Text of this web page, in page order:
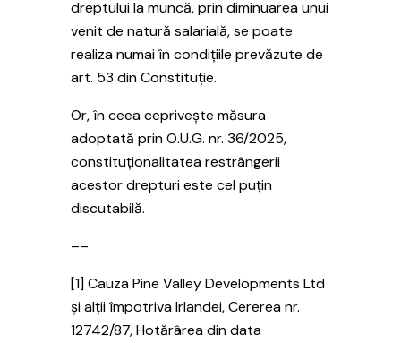
dreptului la muncă, prin diminuarea unui
venit de natură salarială, se poate
realiza numai în condițiile prevăzute de
art. 53 din Constituție.
Or, în ceea ceprivește măsura
adoptată prin O.U.G. nr. 36/2025,
constituționalitatea restrângerii
acestor drepturi este cel puțin
discutabilă.
––
[1] Cauza Pine Valley Developments Ltd
și alții împotriva Irlandei, Cererea nr.
12742/87, Hotărârea din data